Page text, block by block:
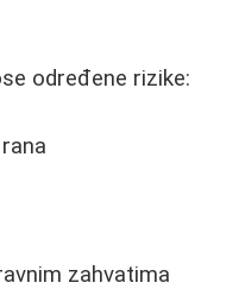
određene rizike:
zahvatima